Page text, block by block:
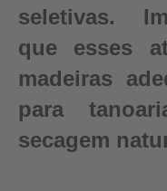
seletivas.
que esses
madeiras
para
secagem